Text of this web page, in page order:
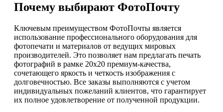
Почему выбирают ФотоПочту
Ключевым преимуществом ФотоПочты является
использование профессионального оборудования для
фотопечати и материалов от ведущих мировых
производителей. Это позволяет нам предлагать печать
фотографий в рамке 20х20 премиум-качества,
сочетающего яркость и четкость изображения с
долговечностью. Все заказы выполняются с учетом
индивидуальных пожеланий клиентов, что гарантирует
их полное удовлетворение от полученной продукции.